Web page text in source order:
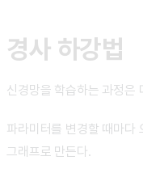
경사 하강법
신경망을 학습하는 과정은
파라미터를 변경할 때마다
그래프로 만든다.